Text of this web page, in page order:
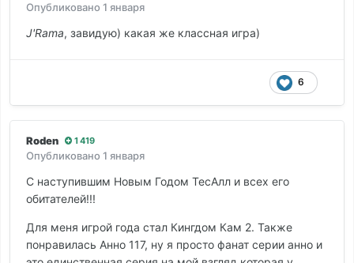
Опубликовано 1 января
J'Rama, завидую) какая же классная игра)
6
Roden 1 419
Опубликовано 1 января
С наступившим Новым Годом ТесАлл и всех его
обитателей!!!
Для меня игрой года стал Кингдом Кам 2. Также
понравилась Анно 117, ну я просто фанат серии анно и